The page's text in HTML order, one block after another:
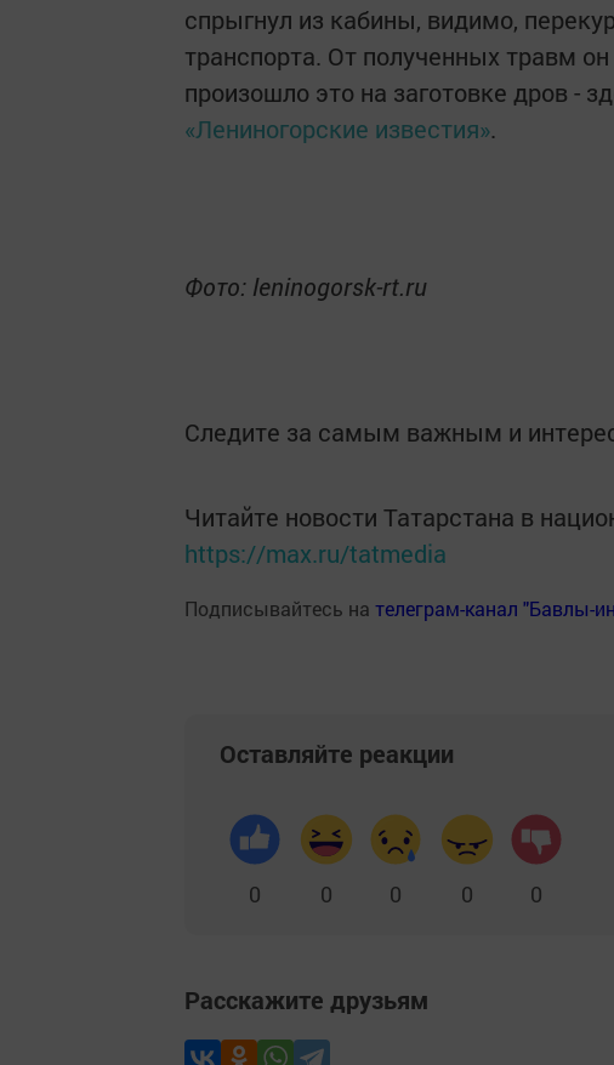
спрыгнул из кабины, видимо,
транспорта. От полученных травм
произошло это на заготовке дров -
«Лениногорские известия».
Фото: leninogorsk-rt.ru
Следите за самым важным и
Читайте новости Татарстана в
https://max.ru/tatmedia
Подписывайтесь на телеграм-канал "Бавлы-
Оставляйте реакции
0 0 0 0 0
Расскажите друзьям